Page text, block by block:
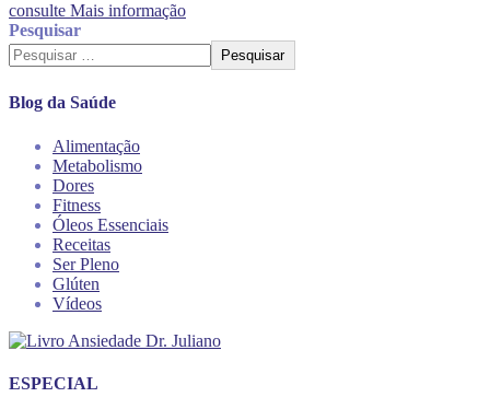
consulte Mais informação
Pesquisar
Pesquisar
Blog da Saúde
Alimentação
Metabolismo
Dores
Fitness
Óleos Essenciais
Receitas
Ser Pleno
Glúten
Vídeos
ESPECIAL